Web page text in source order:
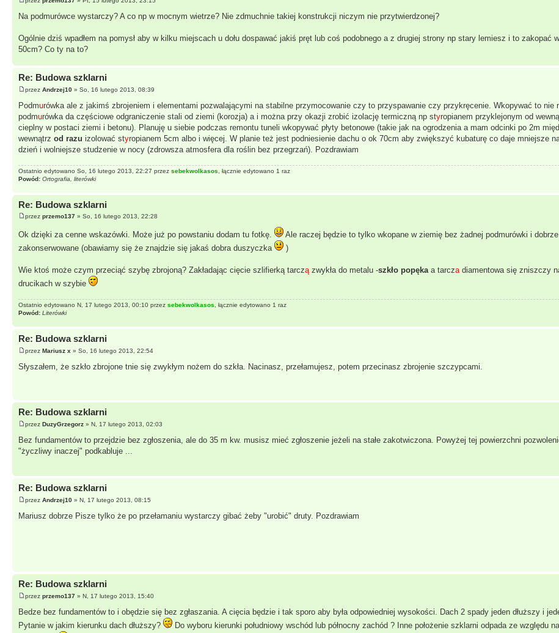
Na podmurówce wystarczy? A co np w mocnym wietrze? Nie zdmuchnie takiej konstrukcji niczym nie przytwierdzonej?
Ogólnie dziś wpadłem na pomysł aby w kilku miejscach u dołu dospawać jakiś pręt lub coś podobnego a z drugiej strony np stary lemiesz i to zakopać
50cm? Co ty na to?
Re: Budowa szklarni
przez Andrzej10 » So, 16 lutego 2013, 08:39
Podmurówka ale z jakimś zbrojeniem i elementami pozwalającymi na stabilne przymocowanie czy to przyspawanie czy przykręcenie. Wkopywać to nie
podmurówka da częściowe odgraniczenie stali od ziemi (korozja) a i można przy okazji zrobić izolację termiczną np styropianem przyklejonym od
cieplny w postaci ziemi i betonu). Planuję u siebie podczas remontu tuneli wkopywać płyty betonowe (takie jak na ogrodzenia a mam odcinki po 2m
wewnątrz od razu izolować styropianem 5cm albo i więcej. W planie też jest podniesienie dachu o ok 70cm aby zwiększyć kubaturę co daje mniejsze
dzień i wolniejsze studzenie w nocy (zdrowsza atmosfera dla roślin bez przegrzań). Pozdrawiam
Ostatnio edytowano So, 16 lutego 2013, 22:27 przez sebekwolkasos , łącznie edytowano 1 raz
Powód: Ortografia, literówki
Re: Budowa szklarni
przez przemo137 » So, 16 lutego 2013, 22:28
Ok dzięki za cenne wskazówki. Może już po powstaniu dodam tu fotkę.
Ale raczej będzie to tylko wkopane w ziemię bez żadnej podmurówki i dobrze
zakonserwowane (obawiamy się że znajdzie się jakaś dobra duszyczka
)
Wie ktoś może czym przeciąć szybę zbrojoną? Zakładając cięcie szlifierką tarczązwykła do metalu -szkło popękaa tarczadiamentowa się zniszczy
drucikach w szybie
Ostatnio edytowano N, 17 lutego 2013, 00:10 przez sebekwolkasos , łącznie edytowano 1 raz
Powód: Literówki
Re: Budowa szklarni
przez Mariusz x » So, 16 lutego 2013, 22:54
Słyszałem, że szkło zbrojone tnie się zwykłym nożem do szkła. Nacinasz, przełamujesz, potem przecinasz zbrojenie szczypcami.
Re: Budowa szklarni
przez DuzyGrzegorz » N, 17 lutego 2013, 02:03
Bez fundamentów to przejdzie bez zgłoszenia, ale do 35 m kw. musisz mieć zgłoszenie jeżeli na stałe zakotwiczona. Powyżej tej powierzchni
"życzliwy inaczej" podkabluje ...
Re: Budowa szklarni
przez Andrzej10 » N, 17 lutego 2013, 08:15
Mariusz dobrze Pisze tylko że po przełamaniu wystarczy gibać żeby "urobić" druty. Pozdrawiam
Re: Budowa szklarni
przez przemo137 » N, 17 lutego 2013, 15:40
Bedze bez fundamentów to i obędzie się bez zgłaszania. A cięcia będzie i tak sporo aby była odpowiedniej wysokości. Dach 2 spady jeden dłuższy i
Pytanie w jakim kierunku dach dłuższy?
Do wyboru kierunki południowy wschód lub północny zachód ? Inne położenie szklarni odpada ze względu